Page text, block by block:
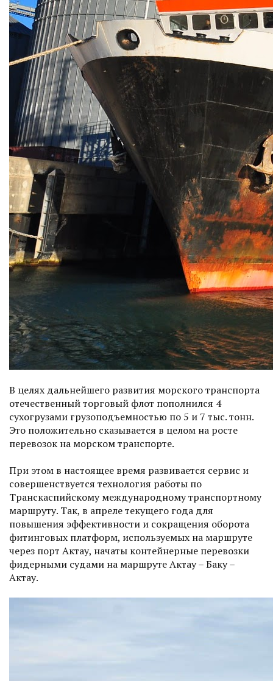
В целях дальнейшего развития морского транспорта
отечественный торговый флот пополнился 4
сухогрузами грузоподъемностью по 5 и 7 тыс. тонн.
Это положительно сказывается в целом на росте
перевозок на морском транспорте.
При этом в настоящее время развивается сервис и
совершенствуется технология работы по
Транскаспийскому международному транспортному
маршруту. Так, в апреле текущего года для
повышения эффективности и сокращения оборота
фитинговых платформ, используемых на маршруте
через порт Актау, начаты контейнерные перевозки
фидерными судами на маршруте Актау – Баку –
Актау.